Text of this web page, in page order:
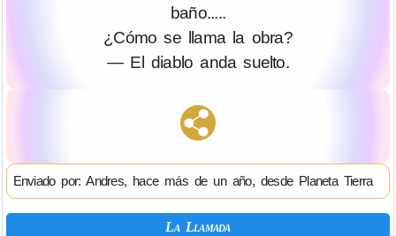
baño.....
¿Cómo se llama la obra?
— El diablo anda suelto.
Enviado por: Andres, hace más de un año, desde Planeta Tierra
La Llamada